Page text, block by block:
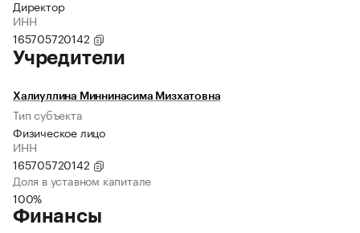
Директор
ИНН
165705720142
Учредители
Халиуллина Миннинасима Мизхатовна
Тип субъекта
Физическое лицо
ИНН
165705720142
Доля в уставном капитале
100%
Финансы